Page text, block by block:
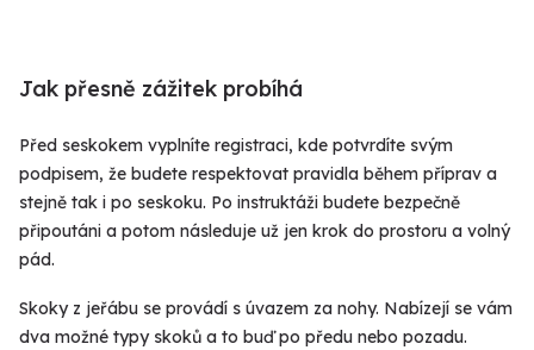
Jak přesně zážitek probíhá
Před seskokem vyplníte registraci, kde potvrdíte svým
podpisem, že budete respektovat pravidla během příprav a
stejně tak i po seskoku. Po instruktáži budete bezpečně
připoutáni a potom následuje už jen krok do prostoru a volný
pád.
Skoky z jeřábu se provádí s úvazem za nohy. Nabízejí se vám
dva možné typy skoků a to buď po předu nebo pozadu.